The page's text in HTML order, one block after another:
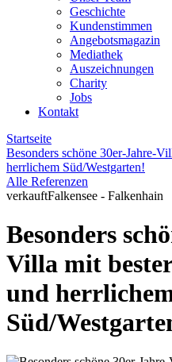
Geschichte
Kundenstimmen
Angebotsmagazin
Mediathek
Auszeichnungen
Charity
Jobs
Kontakt
Startseite
Besonders schöne 30er-Jahre-
herrlichem Süd/Westgarten!
Alle Referenzen
verkauftFalkensee - Falkenhain
Besonders
Villa mit
und
Süd/